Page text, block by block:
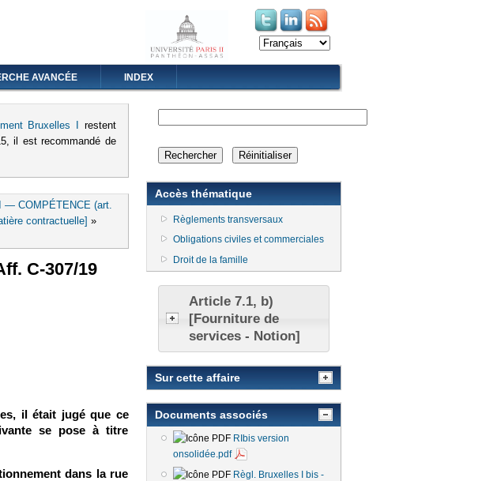
(le lien est externe)
(le lien est externe)
AVANCÉE INDEX
Bruxelles I
restent
il est recommandé de
— COMPÉTENCE (art.
contractuelle] »
C-307/19
il était jugé que ce
se pose à titre
dans la rue
Accès thématique
Règlements transversaux
Obligations civiles et commerciales
Droit de la famille
Article 7.1, b)
[Fourniture de
services - Notion]
Sur cette affaire
Documents associés
RIbis version
onsolidée.pdf
Règl. Bruxelles I bis -